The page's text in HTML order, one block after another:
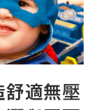
適無壓